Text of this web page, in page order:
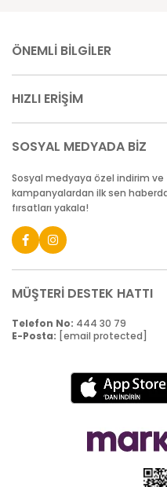
ÖNEMLİ BİLGİLER
HIZLI ERİŞİM
SOSYAL MEDYADA BİZ
Sosyal medyaya özel indirim ve
kampanyalardan ilk sen
fırsatları yakala!
MÜŞTERİ DESTEK HATTI
Telefon No: 444 30 79
E-Posta: [email protected]